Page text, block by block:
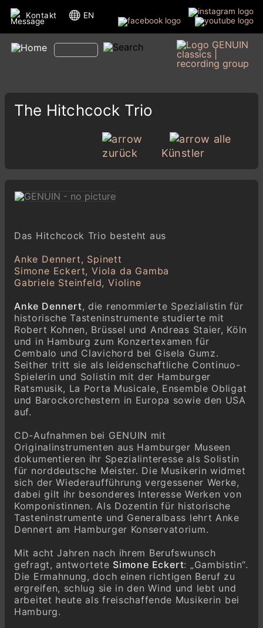
Kontakt EN
The Hitchcock Trio
zurück
alle
Künstler
Das Hitchcock Trio besteht aus
Anke Dennert, Spinett
Simone Eckert, Viola da Gamba
Gabriele Steinfeld, Violine
Anke Dennert, die renommierte Spezialistin für
historische Tasteninstrumente studierte mit
Robert Kohnen, Brüssel und Andreas Staier, Köln
und in Hamburg zum Konzertexamen für
Cembalo und Clavichord bei Gisela Gumz.
Seither tritt sie als leidenschaftliche Continuo-
Spielerin und Solistin mit der Hamburger
Ratsmusik, La Porta Musicale, Ensemble Obligat
und Barockorchestern in Europa sowie den USA
auf.
CD-Aufnahmen bei GENUIN mit
Originalinstrumenten aus Hamburger Museen
dokumentieren ihr Spezialinteresse als Solistin
für norddeutsche Meister. Die Musikerin widmet
sich der Wiederaufführung vergessener Werke,
dabei gilt ihr besonderes Interesse Werken von
Komponistinnen. Als Dozentin für historische
Tasteninstrumente und Generalbass lehrt Anke
Dennert am Hamburger Konservatorium.
Mit acht Jahren nach ihrem Berufswunsch
gefragt, antwortete Simone Eckert: „Gambistin“.
Die Ermahnung, doch einen richtigen Beruf zu
ergreifen, schlug sie in den Wind und lebt und
arbeitet heute als freischaffende Musikerin bei
Hamburg.